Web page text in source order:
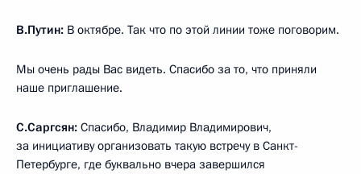
В.Путин: В октябре. Так что по этой линии тоже поговорим.
Мы очень рады Вас видеть. Спасибо за то, что приняли
наше приглашение.
С.Саргсян: Спасибо, Владимир Владимирович,
за инициативу организовать такую встречу в Санкт-
Петербурге, где буквально вчера завершился